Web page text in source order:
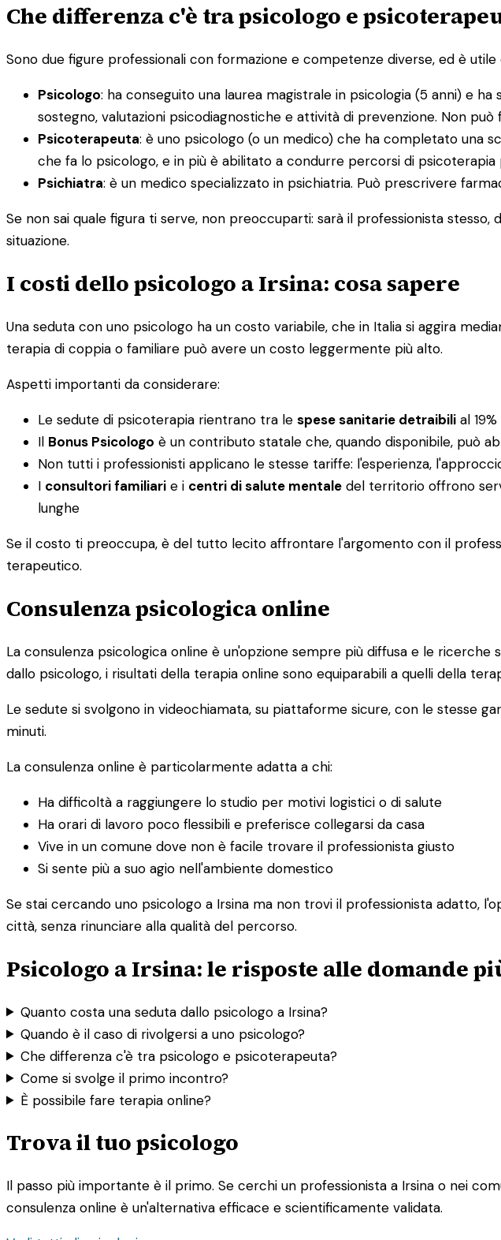
Che differenza c'è tra psicologo e
Sono due figure professionali con formazione e competenze diverse, ed è
Psicologo: ha conseguito una laurea magistrale in psicologia (5 anni) e
sostegno, valutazioni psicodiagnostiche e attività di prevenzione. Non può
Psicoterapeuta: è uno psicologo (o un medico) che ha completato una
che fa lo psicologo, e in più è abilitato a condurre percorsi di
Psichiatra: è un medico specializzato in psichiatria. Può prescrivere
Se non sai quale figura ti serve, non preoccuparti: sarà il professionista
situazione.
I costi dello psicologo a Irsina: cosa sapere
Una seduta con uno psicologo ha un costo variabile, che in Italia si aggira
terapia di coppia o familiare può avere un costo leggermente più alto.
Aspetti importanti da considerare:
Le sedute di psicoterapia rientrano tra le spese sanitarie detraibili al
Il Bonus Psicologo è un contributo statale che, quando disponibile, può
Non tutti i professionisti applicano le stesse tariffe: l'esperienza,
I consultori familiari e i centri di salute mentale del territorio offrono
lunghe
Se il costo ti preoccupa, è del tutto lecito affrontare l'argomento con il
terapeutico.
Consulenza psicologica online
La consulenza psicologica online è un'opzione sempre più diffusa e le
dallo psicologo, i risultati della terapia online sono equiparabili a quelli della
Le sedute si svolgono in videochiamata, su piattaforme sicure, con le stesse
minuti.
La consulenza online è particolarmente adatta a chi:
Ha difficoltà a raggiungere lo studio per motivi logistici o di salute
Ha orari di lavoro poco flessibili e preferisce collegarsi da casa
Vive in un comune dove non è facile trovare il professionista giusto
Si sente più a suo agio nell'ambiente domestico
Se stai cercando uno psicologo a Irsina ma non trovi il professionista adatto,
città, senza rinunciare alla qualità del percorso.
Psicologo a Irsina: le risposte alle domande
Quanto costa una seduta dallo psicologo a Irsina?
Quando è il caso di rivolgersi a uno psicologo?
Che differenza c'è tra psicologo e psicoterapeuta?
Come si svolge il primo incontro?
È possibile fare terapia online?
Trova il tuo psicologo
Il passo più importante è il primo. Se cerchi un professionista a Irsina o nei
consulenza online è un'alternativa efficace e scientificamente validata.